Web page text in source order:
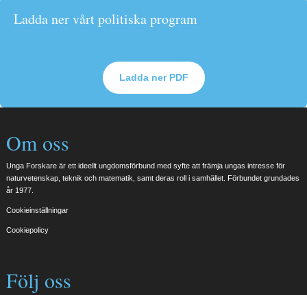
Ladda ner vårt politiska program
Ladda ner PDF
Om oss
Unga Forskare är ett ideellt ungdomsförbund med syfte att främja ungas intresse för
naturvetenskap, teknik och matematik, samt deras roll i samhället. Förbundet grundades
år 1977.
Cookieinställningar
Cookiepolicy
Följ oss